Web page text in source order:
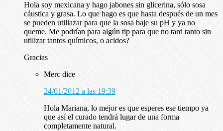
Hola soy mexicana y hago jabones sin glicerina, sólo sosa
cáustica y grasa. Lo que hago es que hasta después de un mes
se pueden utiliazar para que la sosa baje su pH y ya no
queme. Me podrían para algún tip para que no tard tanto sin
utilizar tantos químicos, o acidos?
Gracias
Merc dice
24/01/2012 a las 19:39
Hola Mariana, lo mejor es que esperes ese tiempo ya
que así el curado tendrá lugar de una forma
completamente natural.